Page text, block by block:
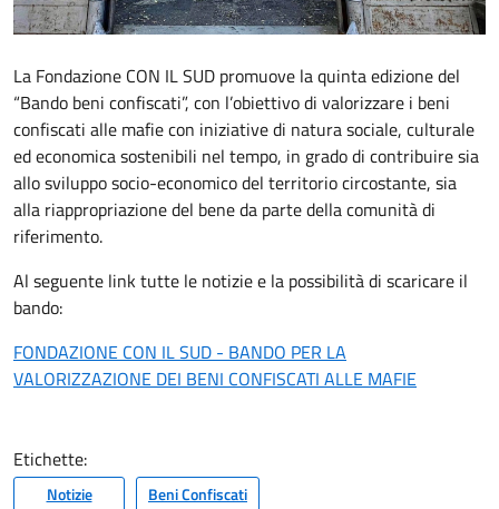
La Fondazione CON IL SUD promuove la quinta edizione del
“Bando beni confiscati”, con l’obiettivo di valorizzare i beni
confiscati alle mafie con iniziative di natura sociale, culturale
ed economica sostenibili nel tempo, in grado di contribuire sia
allo sviluppo socio-economico del territorio circostante, sia
alla riappropriazione del bene da parte della comunità di
riferimento.
Al seguente link tutte le notizie e la possibilità di scaricare il
bando:
FONDAZIONE CON IL SUD - BANDO PER LA
VALORIZZAZIONE DEI BENI CONFISCATI ALLE MAFIE
Etichette:
Notizie Beni Confiscati